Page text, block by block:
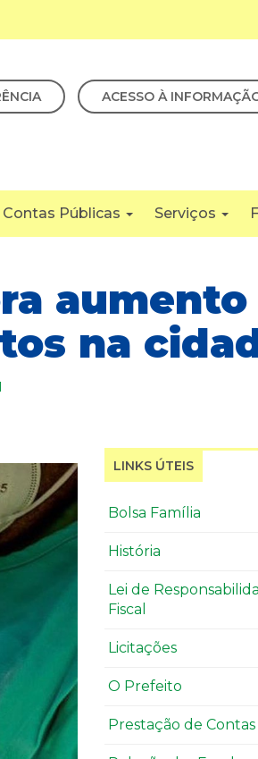
ACESSO À
Contas Públicas Serviços
na
LINKS ÚTEIS
Bolsa Família
História
Lei de
Fiscal
Licitações
O Prefeito
Prestação de Contas